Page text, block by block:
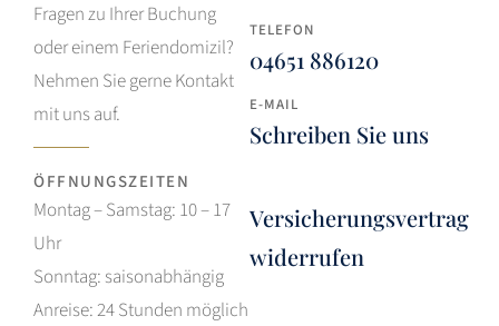
Fragen zu Ihrer Buchung
oder einem Feriendomizil?
Nehmen Sie gerne Kontakt
mit uns auf.
ÖFFNUNGSZEITEN
Montag – Samstag: 10 – 17
Uhr
Sonntag: saisonabhängig
Anreise: 24 Stunden möglich
TELEFON
04651 886120
E-MAIL
Schreiben Sie uns
Versicherungsvertrag
widerrufen